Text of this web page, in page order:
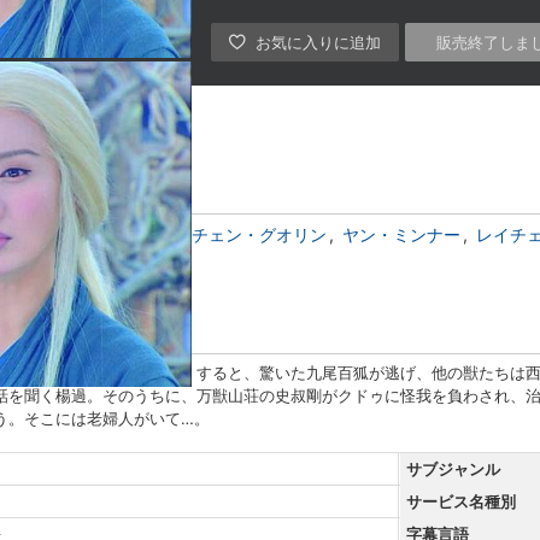
販売終了しま
ミシェル・チェン チェン・グオリン ヤン・ミンナー
レイチ
ト・チウ・リー
西山一窟鬼は、火を放つ。すると、驚いた九尾百狐が逃げ、他の獣たちは
を聞く楊過。そのうちに、万獣山荘の史叔剛がクドゥに怪我を負わされ、
そこには老婦人がいて…。
サブジャンル
サービス名種別
字幕言語